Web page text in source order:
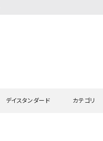
デイスタンダード カテゴリ